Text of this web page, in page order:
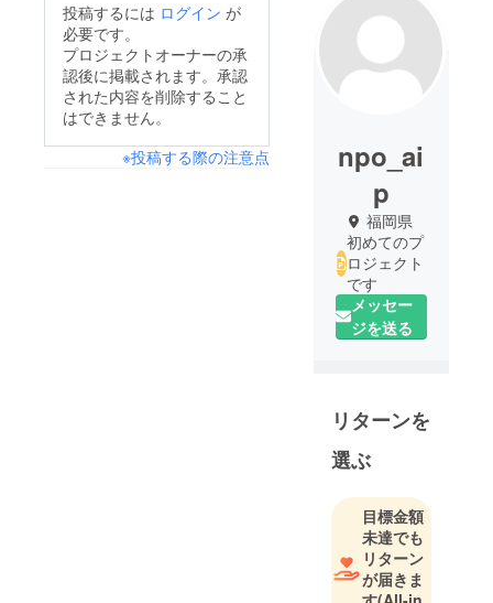
投稿するには ログイン が
必要です。
プロジェクトオーナーの承
認後に掲載されます。承認
された内容を削除すること
はできません。
※投稿する際の注意点
npo_ai
p
福岡県
初めてのプ
ロジェクト
です
メッセー
ジを送る
リターンを
選ぶ
目標金額
未達でも
リターン
が届きま